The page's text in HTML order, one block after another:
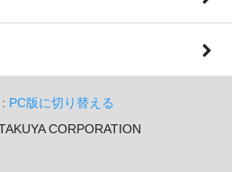
PC版に切り替える
CORPORATION